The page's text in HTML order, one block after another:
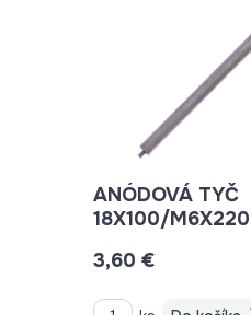
ANÓDOVÁ TYČ
18X100/M6X220
3,60 €